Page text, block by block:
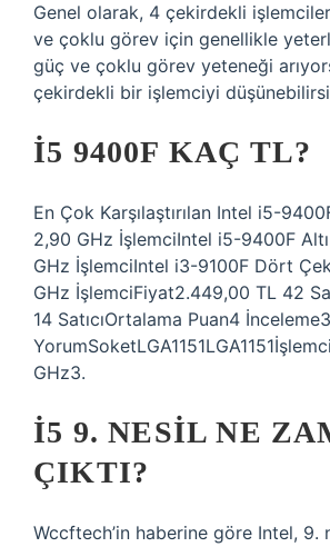
Genel olarak, 4 çekirdekli
ve çoklu görev için genellikle
güç ve çoklu görev yeteneği
çekirdekli bir işlemciyi
İ5 9400F KAÇ TL?
En Çok Karşılaştırılan Intel i5-
2,90 GHz İşlemciIntel i5-9400F
GHz İşlemciIntel i3-9100F Dört
GHz İşlemciFiyat2.449,00 TL 42
14 SatıcıOrtalama Puan4 İnceleme3
GHz3.
I5 9. NESIL NE
ÇIKTI?
Wccftech’in haberine göre Intel, 9.